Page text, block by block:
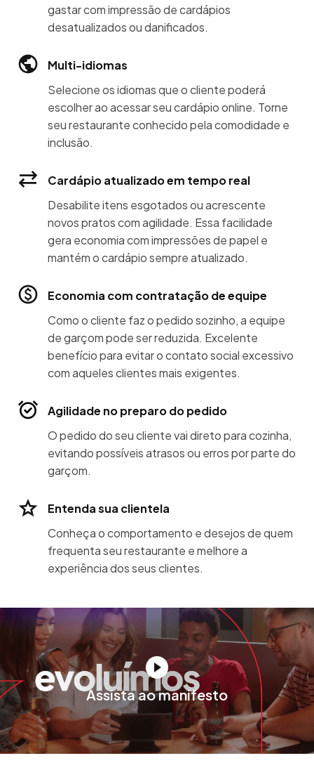
gastar com impressão de cardápios
desatualizados ou danificados.
Multi-idiomas
Selecione os idiomas que o cliente poderá
escolher ao acessar seu cardápio online. Torne
seu restaurante conhecido pela comodidade e
inclusão.
Cardápio atualizado em tempo real
Desabilite itens esgotados ou acrescente
novos pratos com agilidade. Essa facilidade
gera economia com impressões de papel e
mantém o cardápio sempre atualizado.
Economia com contratação de equipe
Como o cliente faz o pedido sozinho, a equipe
de garçom pode ser reduzida. Excelente
benefício para evitar o contato social excessivo
com aqueles clientes mais exigentes.
Agilidade no preparo do pedido
O pedido do seu cliente vai direto para cozinha,
evitando possíveis atrasos ou erros por parte do
garçom.
Entenda sua clientela
Conheça o comportamento e desejos de quem
frequenta seu restaurante e melhore a
experiência dos seus clientes.
Assista ao manifesto